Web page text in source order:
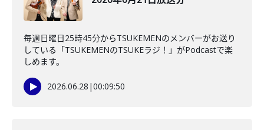
毎週日曜日25時45分からTSUKEMENのメンバーがお送り
している「TSUKEMENのTSUKEラジ！」がPodcastで楽
しめます。
2026.06.28 |00:09:50